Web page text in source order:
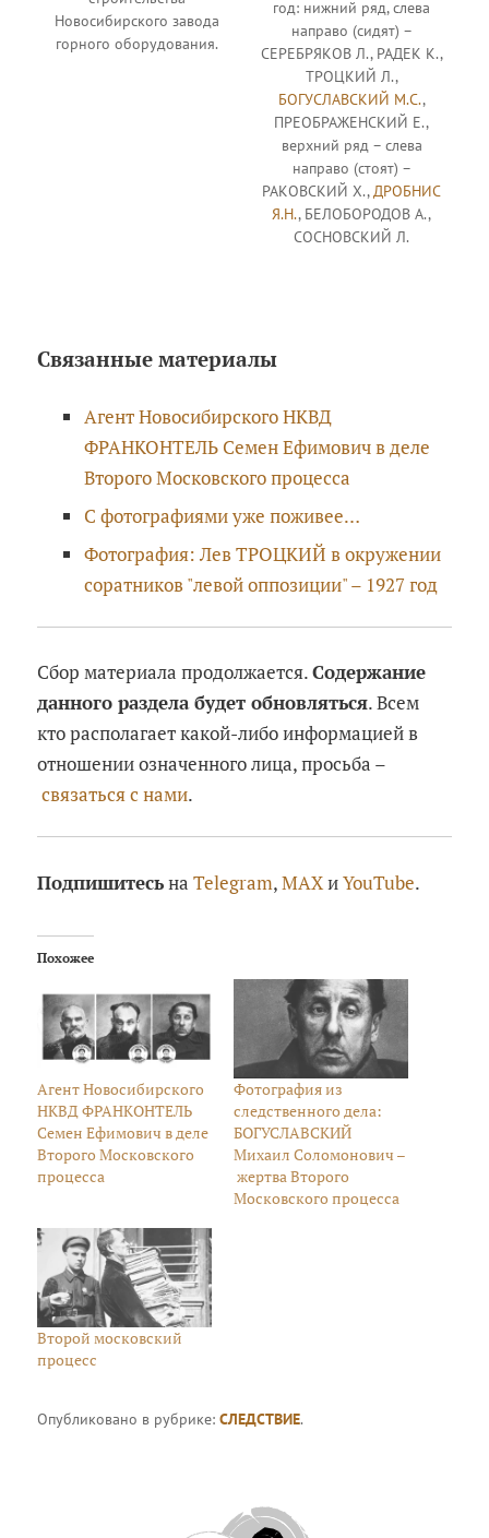
Новосибирского завода
горного оборудования.
год: нижний ряд, слева
направо (сидят) –
СЕРЕБРЯКОВ Л., РАДЕК К.,
ТРОЦКИЙ Л.,
БОГУСЛАВСКИЙ М.С.,
ПРЕОБРАЖЕНСКИЙ Е.,
верхний ряд – слева
направо (стоят) –
РАКОВСКИЙ Х.,ДРОБНИС
Я.Н., БЕЛОБОРОДОВ А.,
СОСНОВСКИЙ Л.
Связанные материалы
Агент Новосибирского НКВД
ФРАНКОНТЕЛЬ Семен Ефимович в деле
Второго Московского процесса
С фотографиями уже поживее…
Фотография: Лев ТРОЦКИЙ в окружении
соратников "левой оппозиции" – 1927 год
Сбор материала продолжается.Содержание
данного раздела будет обновляться. Всем
кто располагает какой-либо информацией в
отношении означенного лица, просьба –
связаться с нами.
ПодпишитесьнаTelegram,MAXиYouTube.
Похожее
Агент Новосибирского
НКВД ФРАНКОНТЕЛЬ
Семен Ефимович в деле
Второго Московского
процесса
Фотография из
следственного дела:
БОГУСЛАВСКИЙ
Михаил Соломонович –
жертва Второго
Московского процесса
Второй московский
процесс
Опубликовано в рубрике:СЛЕДСТВИЕ.